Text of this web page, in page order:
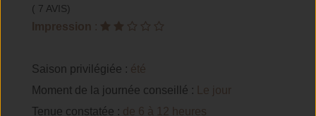
( 7 AVIS)
Impression :
Saison privilégiée : été
Moment de la journée conseillé :
Le jour
Tenue constatée : de 6 à 12 heures